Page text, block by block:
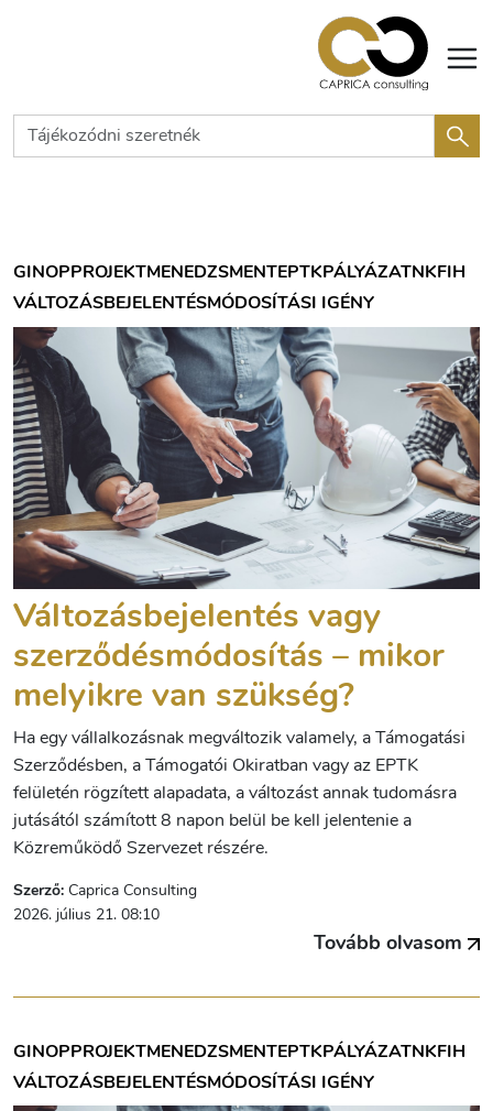
GINOPPROJEKTMENEDZSMENTEPTKPÁLYÁZATNKFIH
VÁLTOZÁSBEJELENTÉSMÓDOSÍTÁSI IGÉNY
Változásbejelentés vagy
szerződésmódosítás – mikor
melyikre van szükség?
Ha egy vállalkozásnak megváltozik valamely, a Támogatási
Szerződésben, a Támogatói Okiratban vagy az EPTK
felületén rögzített alapadata, a változást annak tudomásra
jutásától számított 8 napon belül be kell jelentenie a
Közreműködő Szervezet részére.
Szerző: Caprica Consulting
2026. július 21. 08:10
Tovább olvasom
GINOPPROJEKTMENEDZSMENTEPTKPÁLYÁZATNKFIH
VÁLTOZÁSBEJELENTÉSMÓDOSÍTÁSI IGÉNY